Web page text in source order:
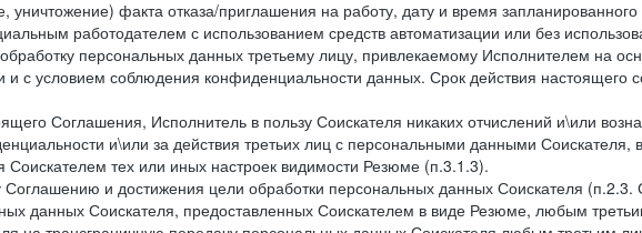
уничтожение) факта отказа/приглашения на работу, дату и время
работодателем с использованием средств автоматизации или без
персональных данных третьему лицу, привлекаемому Исполнителем на
с условием соблюдения конфиденциальности данных. Срок действия настоящего
Соглашения, Исполнитель в пользу Соискателя никаких отчислений и\или
и\или за действия третьих лиц с персональными данными
тех или иных настроек видимости Резюме (п.3.1.3).
и достижения цели обработки персональных данных Соискателя (п.2.3.
данных Соискателя, предоставленных Соискателем в виде Резюме, любым